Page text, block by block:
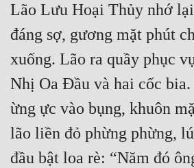
Lão Lưu Hoại Thủy nhớ
đáng sợ, gương mặt phút
xuống. Lão ra quầy phục
Nhị Oa Đầu và hai cốc bia.
ừng ực vào bụng, khuôn
lão liền đỏ phừng phừng,
đầu bật loa rè: “Năm đó